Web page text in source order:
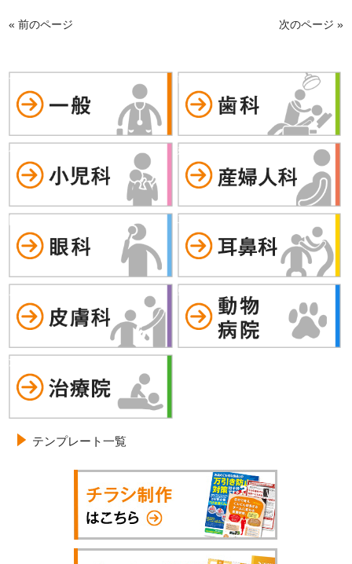
« 前のページ 次のページ »
一般
小児科 婦人科
耳鼻科
動物病院
治療院
テンプレート一覧